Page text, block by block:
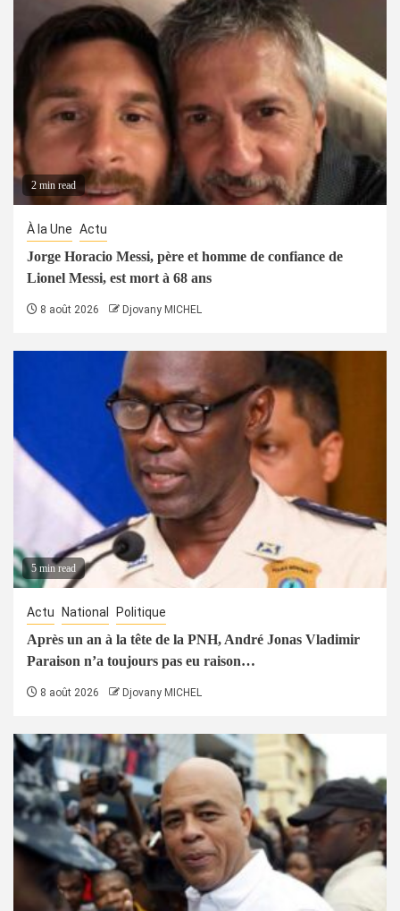
2 min read
À la Une Actu
Jorge Horacio Messi, père et homme de confiance de
Lionel Messi, est mort à 68 ans
8 août 2026 Djovany MICHEL
5 min read
Actu National Politique
Après un an à la tête de la PNH, André Jonas Vladimir
Paraison n’a toujours pas eu raison…
8 août 2026 Djovany MICHEL